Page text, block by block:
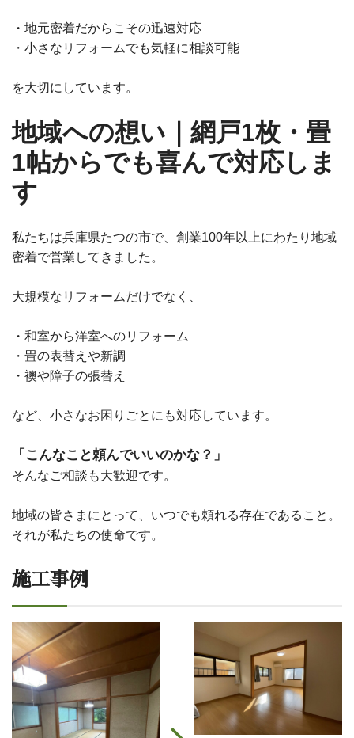
・地元密着だからこその迅速対応
・小さなリフォームでも気軽に相談可能
を大切にしています。
地域への想い｜網戸1枚・畳
1帖からでも喜んで対応しま
す
私たちは兵庫県たつの市で、創業100年以上にわたり地域
密着で営業してきました。
大規模なリフォームだけでなく、
・和室から洋室へのリフォーム
・畳の表替えや新調
・襖や障子の張替え
など、小さなお困りごとにも対応しています。
「こんなこと頼んでいいのかな？」
そんなご相談も大歓迎です。
地域の皆さまにとって、いつでも頼れる存在であること。
それが私たちの使命です。
施工事例